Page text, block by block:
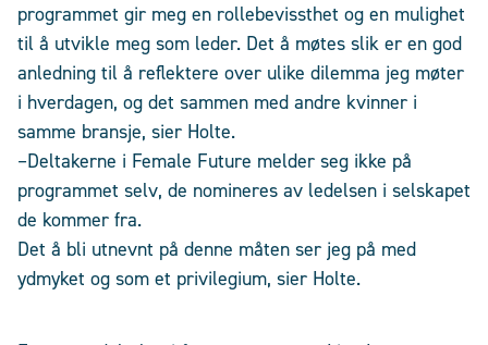
programmet gir meg en rollebevissthet og en mulighet
til å utvikle meg som leder. Det å møtes slik er en god
anledning til å reflektere over ulike dilemma jeg møter
i hverdagen, og det sammen med andre kvinner i
samme bransje, sier Holte.
–Deltakerne i Female Future melder seg ikke på
programmet selv, de nomineres av ledelsen i selskapet
de kommer fra.
Det å bli utnevnt på denne måten ser jeg på med
ydmyket og som et privilegium, sier Holte.